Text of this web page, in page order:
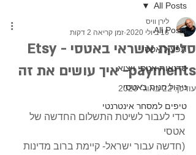
All Posts
תפעול אטסי
סדנאות אטסי ויצוא
ניהול חנות באטסי
טיפים למסחר אינטרנטי
All Posts
סליקת אשראי באטסי - Etsy
payments- איך עושים את זה
לירן וויס
16 ביולי 2020
זמן קריאה 2 דקות
עודכן:22 באוג׳ 2020
כדי לעבור לשיטת התשלום החדשה של
אטסי
(חדשה עבור ישראל- קיימת ברוב מדינות